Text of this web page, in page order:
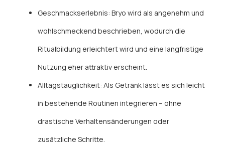
Geschmackserlebnis: Bryo wird als angenehm und
wohlschmeckend beschrieben, wodurch die
Ritualbildung erleichtert wird und eine langfristige
Nutzung eher attraktiv erscheint.
Alltagstauglichkeit: Als Getränk lässt es sich leicht
in bestehende Routinen integrieren – ohne
drastische Verhaltensänderungen oder
zusätzliche Schritte.